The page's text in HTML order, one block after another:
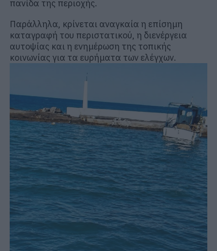
πανίδα της περιοχής.
Παράλληλα, κρίνεται αναγκαία η επίσημη
καταγραφή του περιστατικού, η διενέργεια
αυτοψίας και η ενημέρωση της τοπικής
κοινωνίας για τα ευρήματα των ελέγχων.